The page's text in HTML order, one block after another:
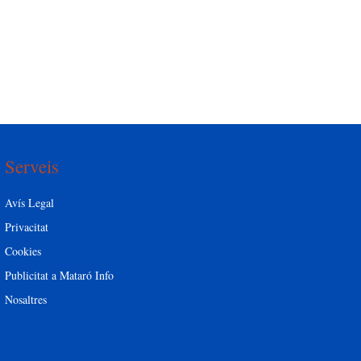
Serveis
Avís Legal
Privacitat
Cookies
Publicitat a Mataró Info
Nosaltres